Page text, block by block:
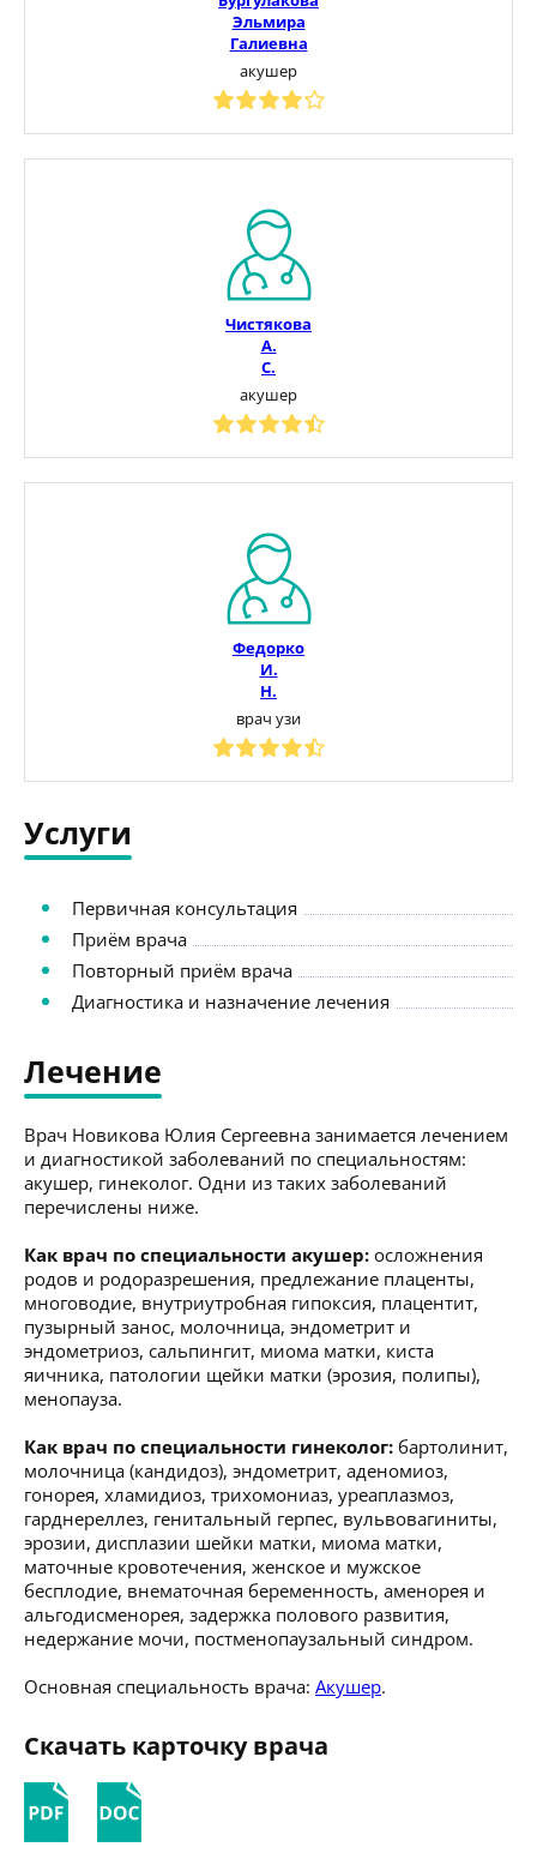
Эльмира
Галиевна
акушер
Чистякова
А.
С.
акушер
Федорко
И.
Н.
врач узи
Услуги
Первичная консультация
Приём врача
Повторный приём врача
Диагностика и назначение лечения
Лечение
Врач Новикова Юлия Сергеевна занимается лечением
и диагностикой заболеваний по специальностям:
акушер, гинеколог. Одни из таких заболеваний
перечислены ниже.
Как врач по специальности акушер: осложнения
родов и родоразрешения, предлежание плаценты,
многоводие, внутриутробная гипоксия, плацентит,
пузырный занос, молочница, эндометрит и
эндометриоз, сальпингит, миома матки, киста
яичника, патологии щейки матки (эрозия, полипы),
менопауза.
Как врач по специальности гинеколог: бартолинит,
молочница (кандидоз), эндометрит, аденомиоз,
гонорея, хламидиоз, трихомониаз, уреаплазмоз,
гарднереллез, генитальный герпес, вульвовагиниты,
эрозии, дисплазии шейки матки, миома матки,
маточные кровотечения, женское и мужское
бесплодие, внематочная беременность, аменорея и
альгодисменорея, задержка полового развития,
недержание мочи, постменопаузальный синдром.
Основная специальность врача: Акушер.
Скачать карточку врача